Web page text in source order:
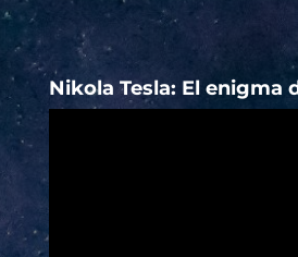
Nikola Tesla: El enigma